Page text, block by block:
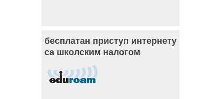
бесплатан приступ интернету
са школским налогом